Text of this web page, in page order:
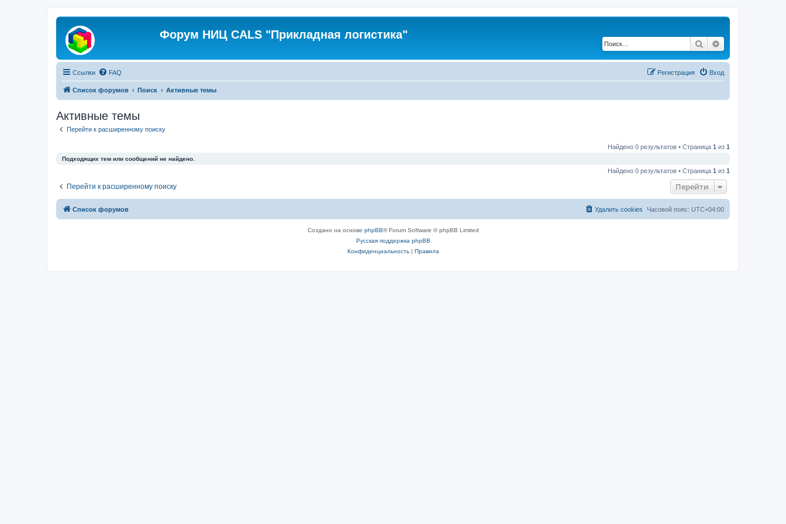
Форум НИЦ CALS "Прикладная логистика"
Поиск
Ссылки FAQ Вход
Регистрация
Список форумов Поиск Активные темы
Активные темы
Перейти к расширенному поиску
Найдено 0 результатов • Страница 1 из 1
Подходящих тем или сообщений не найдено.
Найдено 0 результатов • Страница 1 из 1
Перейти к расширенному поиску Перейти
Список форумов Часовой пояс: UTC+04:00
Удалить cookies
Создано на основе phpBB® Forum Software © phpBB Limited
Русская поддержка phpBB
Конфиденциальность| Правила